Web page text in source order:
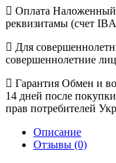
Оплата Наложенный
реквизитамы (счет
Для
совершеннолетние
Гарантия Обмен и
14 дней после
прав потребителей
Описание
Отзывы (0)